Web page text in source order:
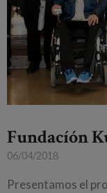
Fundacíón
06/04/2018
Presentamos el